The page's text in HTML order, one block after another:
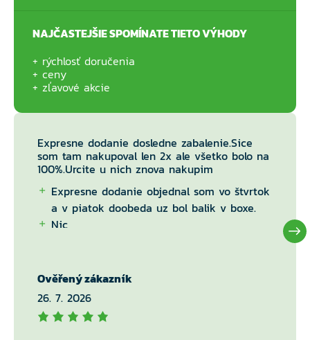
NAJČASTEJŠIE SPOMÍNATE TIETO VÝHODY
rýchlosť doručenia
ceny
zľavové akcie
Expresne dodanie dosledne zabalenie.Sice
som tam nakupoval len 2x ale všetko bolo na
100%.Urcite u nich znova nakupim
Expresne dodanie objednal som vo štvrtok
a v piatok doobeda uz bol balik v boxe.
Nic
Ověřený zákazník
26. 7. 2026